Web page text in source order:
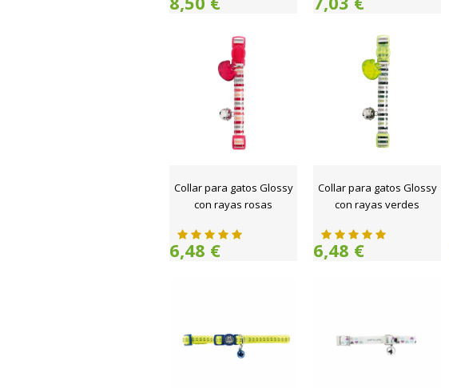
Collar para gatos Glossy
con rayas rosas
6,48 €
Collar para gatos Glossy
con rayas verdes
6,48 €